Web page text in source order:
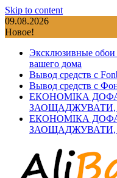
Skip to content
09.08.2026
Новое!
Эксклюзивные обои
вашего дома
Вывод средств с
Вывод средств с
ЕКОНОМІКА
ЗАОЩАДЖУВАТИ,
ЕКОНОМІКА
ЗАОЩАДЖУВАТИ,